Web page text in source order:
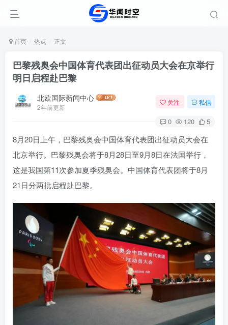
首页 热点 正文
巴黎残奥会中国体育代表团出征动员大会在京举行
明日启程赴巴黎
北欧国际新闻中心
2年前更新
关注 私信
0 120 5
8月20日上午，巴黎残奥会中国体育代表团出征动员大会在
北京举行。巴黎残奥会将于8月28日至9月8日在法国举行，
这是我国第11次参加夏季残奥会。中国体育代表团将于8月
21日分两批启程赴巴黎。